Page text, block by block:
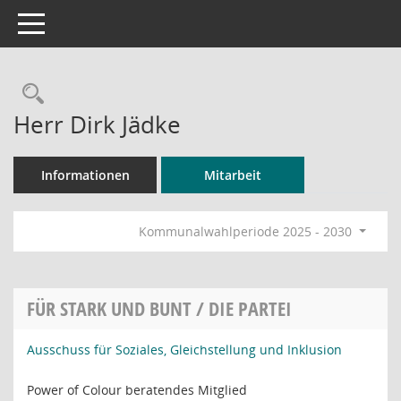
Toggle navigation
Rechercheauswahl
Herr Dirk Jädke
Informationen Mitarbeit
Kommunalwahlperiode 2025 - 2030
FÜR STARK UND BUNT / DIE PARTEI
Ausschuss für Soziales, Gleichstellung und Inklusion
Power of Colour beratendes Mitglied